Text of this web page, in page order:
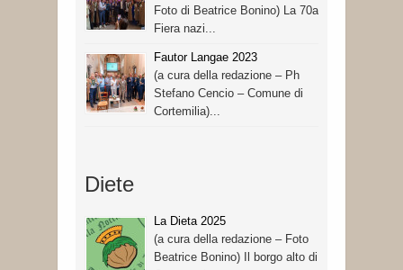
Foto di Beatrice Bonino) La 70a
Fiera nazi...
Fautor Langae 2023
(a cura della redazione – Ph
Stefano Cencio – Comune di
Cortemilia)...
Diete
La Dieta 2025
(a cura della redazione – Foto
Beatrice Bonino) Il borgo alto di